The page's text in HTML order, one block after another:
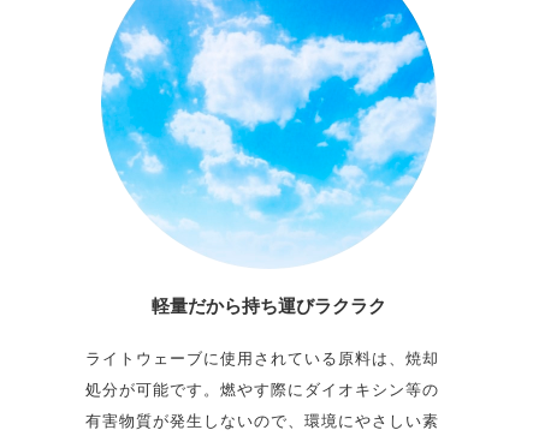
軽量だから持ち運びラクラク
ライトウェーブに使用されている原料は、焼却
処分が可能です。燃やす際にダイオキシン等の
有害物質が発生しないので、環境にやさしい素